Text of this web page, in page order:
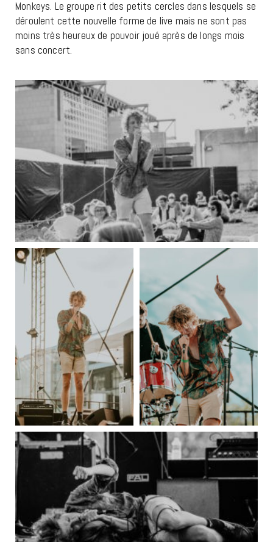
Monkeys. Le groupe rit des petits cercles dans lesquels se
déroulent cette nouvelle forme de live mais ne sont pas
moins très heureux de pouvoir joué après de longs mois
sans concert.